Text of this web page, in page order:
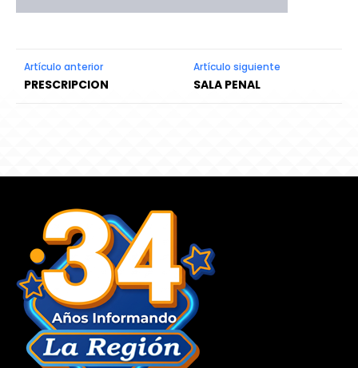
Artículo anterior
PRESCRIPCION
Artículo siguiente
SALA PENAL